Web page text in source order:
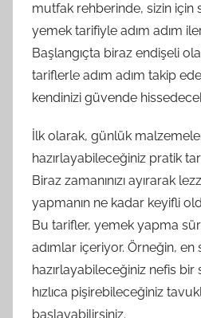
mutfak rehberinde, sizin için
yemek tarifiyle adım adım
Başlangıçta biraz endişeli
tariflerle adım adım takip
kendinizi güvende
İlk olarak, günlük
hazırlayabileceğiniz pratik
Biraz zamanınızı ayırarak
yapmanın ne kadar keyifli
Bu tarifler, yemek yapma
adımlar içeriyor. Örneğin,
hazırlayabileceğiniz nefis
hızlıca pişirebileceğiniz
başlayabilirsiniz.